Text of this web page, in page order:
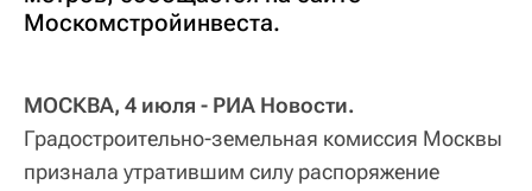
Москомстройинвеста.
МОСКВА, 4 июля - РИА Новости.
Градостроительно-земельная комиссия Москвы
признала утратившим силу распоряжение